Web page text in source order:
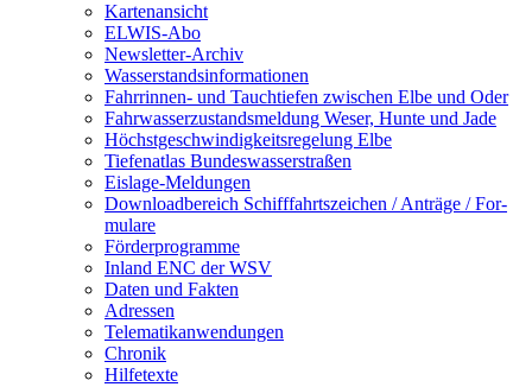
Kar­ten­an­sicht
EL­WIS-​Abo
Newslet­ter-​Ar­chiv
Was­ser­stands­in­for­ma­tio­nen
Fahr­rin­nen-​ und Tauch­tie­fen zwi­schen El­be und Oder
Fahr­was­ser­zu­stands­mel­dung We­ser, Hun­te und Ja­de
Höchst­ge­schwin­dig­keits­re­ge­lung El­be
Tie­fe­n­at­las Bun­des­was­ser­stra­ßen
Eis­la­ge-​Mel­dun­gen
Dow­n­load­be­reich Schiff­fahrts­zei­chen / An­trä­ge / For­
mu­la­re
För­der­pro­gram­me
In­land ENC der WSV
Da­ten und Fak­ten
Adres­sen
Te­le­ma­ti­kan­wen­dun­gen
Chro­nik
Hil­fe­tex­te